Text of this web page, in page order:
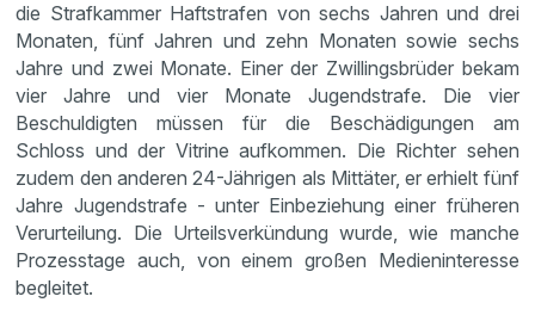
die Strafkammer Haftstrafen von sechs Jahren und drei
Monaten, fünf Jahren und zehn Monaten sowie sechs
Jahre und zwei Monate. Einer der Zwillingsbrüder bekam
vier Jahre und vier Monate Jugendstrafe. Die vier
Beschuldigten müssen für die Beschädigungen am
Schloss und der Vitrine aufkommen. Die Richter sehen
zudem den anderen 24-Jährigen als Mittäter, er erhielt fünf
Jahre Jugendstrafe - unter Einbeziehung einer früheren
Verurteilung. Die Urteilsverkündung wurde, wie manche
Prozesstage auch, von einem großen Medieninteresse
begleitet.